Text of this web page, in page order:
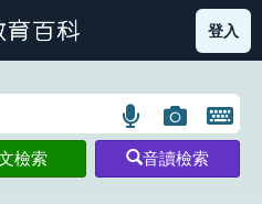
圖示 部首索引表圖示
登入
語
言
搜
圖
片
搜
開
鍵
檢索 音讀檢索